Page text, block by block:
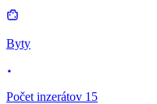
Byty
Počet inzerátov 15